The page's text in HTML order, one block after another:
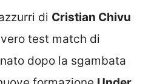
di Cristian Chivu
test match di
dopo la sgambata